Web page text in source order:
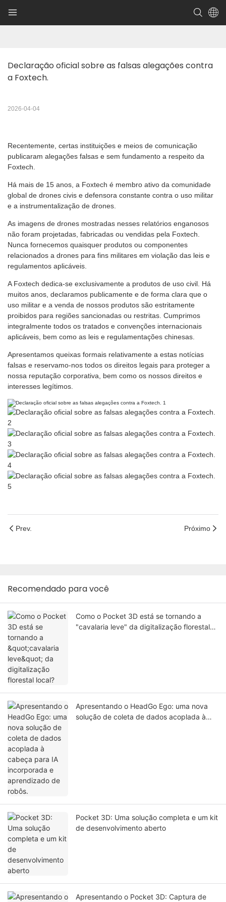
Declaração oficial sobre as falsas alegações contra
a Foxtech.
2026-04-04
Recentemente, certas instituições e meios de comunicação
publicaram alegações falsas e sem fundamento a respeito da
Foxtech.
Há mais de 15 anos, a Foxtech é membro ativo da comunidade
global de drones civis e defensora constante contra o uso militar
e a instrumentalização de drones.
As imagens de drones mostradas nesses relatórios enganosos
não foram projetadas, fabricadas ou vendidas pela Foxtech.
Nunca fornecemos quaisquer produtos ou componentes
relacionados a drones para fins militares em violação das leis e
regulamentos aplicáveis.
A Foxtech dedica-se exclusivamente a produtos de uso civil. Há
muitos anos, declaramos publicamente e de forma clara que o
uso militar e a venda de nossos produtos são estritamente
proibidos para regiões sancionadas ou restritas. Cumprimos
integralmente todos os tratados e convenções internacionais
aplicáveis, bem como as leis e regulamentações chinesas.
Apresentamos queixas formais relativamente a estas notícias
falsas e reservamo-nos todos os direitos legais para proteger a
nossa reputação corporativa, bem como os nossos direitos e
interesses legítimos.
Prev. Próximo
Recomendado para você
Como o Pocket 3D está se tornando a
"cavalaria leve" da digitalização florestal
Apresentando o HeadGo Ego: uma nova
solução de coleta de dados acoplada à
Pocket 3D: Uma solução completa e um kit
de desenvolvimento aberto
Apresentando o Pocket 3D: Captura de